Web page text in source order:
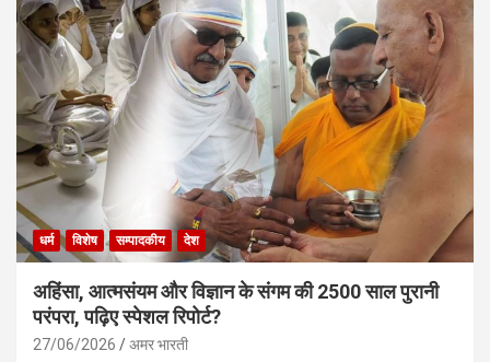
धर्म विशेष सम्पादकीय देश
अहिंसा, आत्मसंयम और विज्ञान के संगम की 2500 साल पुरानी
परंपरा, पढ़िए स्पेशल रिपोर्ट?
27/06/2026 अमर भारती